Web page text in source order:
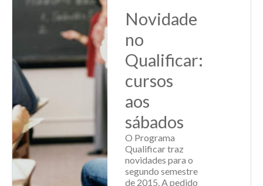
treinamento,
realizado na sede
da e...
Leia Mais
Novidade
no
Qualificar:
cursos
aos
sábados
O Programa
Qualificar traz
novidades para o
segundo semestre
de 2015. A pedido